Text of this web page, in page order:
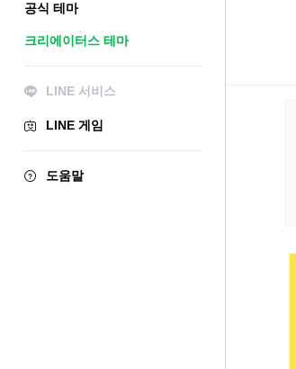
공식 테마
크리에이터스 테마
LINE 서비스
LINE 게임
도움말